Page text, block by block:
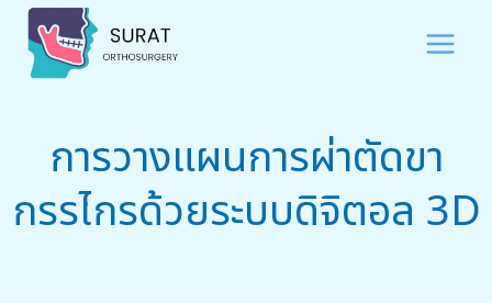
การวางแผนการผ่าตัดขา
กรรไกรด้วยระบบดิจิตอล 3D